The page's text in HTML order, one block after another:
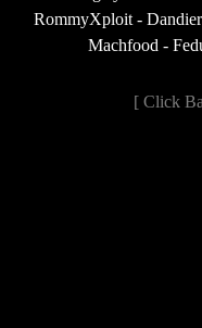
RommyXploit -
Machfood -
[ Click